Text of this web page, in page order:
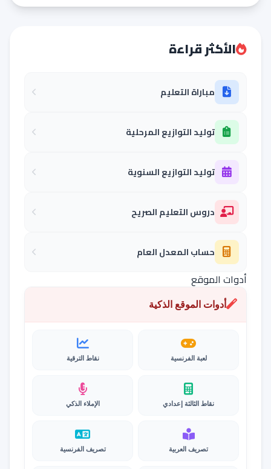
الأكثر قراءة
مباراة التعليم
توليد التوازيع المرحلية
توليد التوازيع السنوية
دروس التعليم الصريح
حساب المعدل العام
أدوات الموقع
أدوات الموقع الذكية
لعبة الفرنسية نقاط الترقية
نقاط الثالثة إعدادي الإملاء الذكي
تصريف العربية تصريف الفرنسية